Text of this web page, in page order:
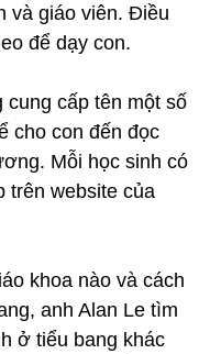
và giáo viên. Điều
để dạy con.
cấp tên một số
cho con đến đọc
Mỗi học sinh có
trên website của
khoa nào và cách
anh Alan Le tìm
ở tiểu bang khác